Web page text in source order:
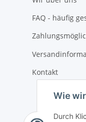
Wie
Durch
FAQ - häufig
Kontakt